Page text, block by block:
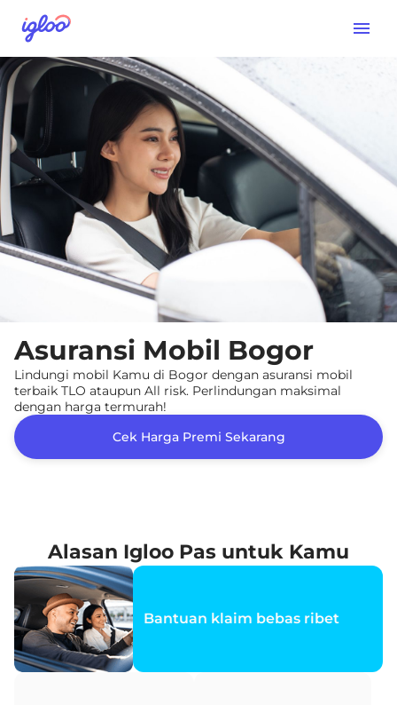
Asuransi Mobil Bogor
Lindungi mobil Kamu di Bogor dengan asuransi mobil
terbaik TLO ataupun All risk. Perlindungan maksimal
dengan harga termurah!
Cek Harga Premi Sekarang
Alasan Igloo Pas untuk Kamu
Bantuan klaim bebas ribet